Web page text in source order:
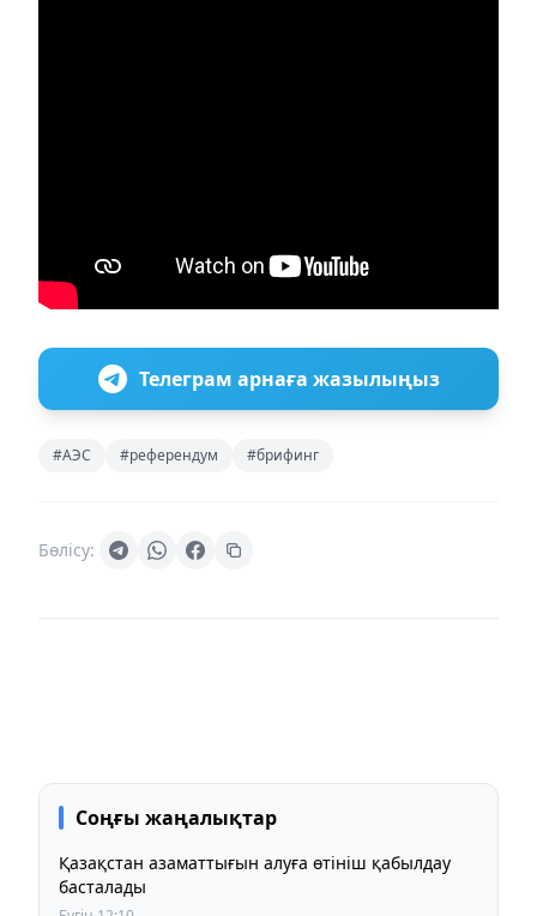
Телеграм арнаға жазылыңыз
#АЭС #референдум #брифинг
Бөлісу:
Соңғы жаңалықтар
Қазақстан азаматтығын алуға өтініш қабылдау
басталады